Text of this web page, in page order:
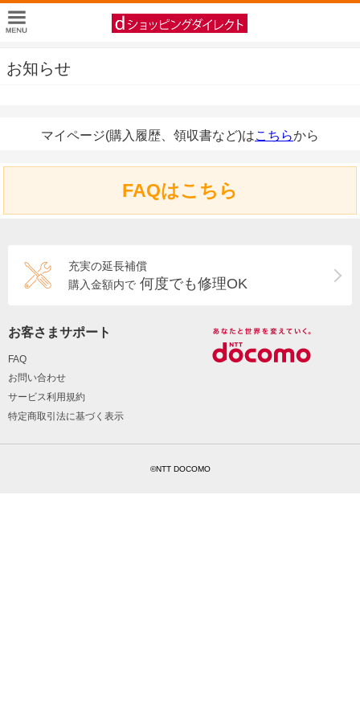
お知らせ
マイページ(購入履歴、領収書など)はこちらから
FAQはこちら
充実の延長補償
購入金額内で 何度でも修理OK
お客さまサポート
FAQ
お問い合わせ
サービス利用規約
特定商取引法に基づく表示
©NTT DOCOMO